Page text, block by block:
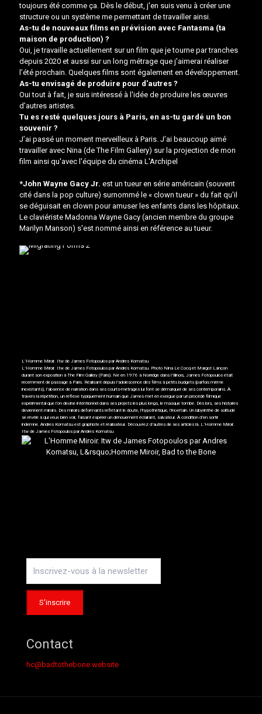
toujours été comme ça. Dès le début, j'en suis venu à créer une
structure ou un système me permettant de travailler ainsi.
As-tu de nouveaux films en prévision avec Fantasma (ta
maison de production) ?
Oui, je travaille actuellement sur un film que je tourne par tranches
depuis 2020 et aussi sur un long métrage que j'aimerai réaliser
l’été prochain. Quelques films sont également en développement.
As-tu envisagé de produire pour d'autres ?
Oui tout à fait, je suis intéressé à l'idée de produire les œuvres
d’autres artistes.
Tu es resté quelques jours à Paris, en as-tu gardé un bon
souvenir ?
J’ai passé un moment merveilleux à Paris. J’ai beaucoup aimé
travailler avec Nina (de The Film Gallery) sur la projection de mon
film ainsi qu'avec l'équipe du cinéma L'Archipel
*John Wayne Gacy Jr. est un tueur en série américain (souvent
cité dans la pop culture) surnommé le « clown tueur » du fait qu'il
se déguisait en clown pour amuser les enfants dans les hôpitaux.
Le claviériste Madonna Wayne Gacy (ancien membre du groupe
Marilyn Manson) s'est nommé ainsi en référence au tueur.
L’Homme Miroir. Itw de James Fotopoulos par Andres Komatsu
L’Homme Miroir. Itw de James Fotopoulos par Andres Komatsu. Photo Nina Le Cocq et Margot Lançon
durant son exposition à The Film Gallery (Paris). Né en 1976 à Norridge dans l’Illinois, James Fotopoulos était
récemment de passage à Paris. Réalisant depuis l’adolescence des films à petits budgets (parfois même
inexistants), l’absence de narration dans ses courts-métrages lui font se démarquer de ses contemporains. À
travers la répétition, un réflexe typiquement humain que James met en exergue par un procédé filmique
expérimental que l’on devine intentionnel dans ses projets les plus longs, le masque tombe. Dès lors, ses histoires
deviennent miroirs. Des miroirs déformants reflétant le doute, l’hypothétique, l’incertain. Un labyrinthe de solitude
se révèle à qui veux bien voir, faisant espérer un dénouement éclairant, salvateur. À condition d’en sortir
indemne. Andres Komatsu est graphiste et réalisateur. Découvrez d’autres de ses articles là. L’Homme Miroir.
Itw de James Fotopoulos par Andres Komatsu
Contact
hc@badtothebone.website